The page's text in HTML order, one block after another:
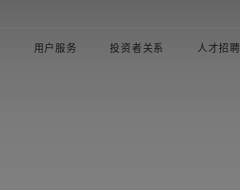
用户服务 投资者关系 人才招聘